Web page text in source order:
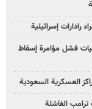
إسرائيلية
فشل مؤامرة إسقاط
العسكرية السعودية
ترامب الفاشلة